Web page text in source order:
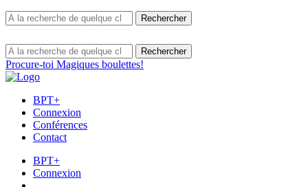
Procure-toi Magiques boulettes!
BPT+
Connexion
Conférences
Contact
BPT+
Connexion